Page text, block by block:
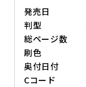
発売日
判型
総ページ数
刷色
奥付日付
Cコード